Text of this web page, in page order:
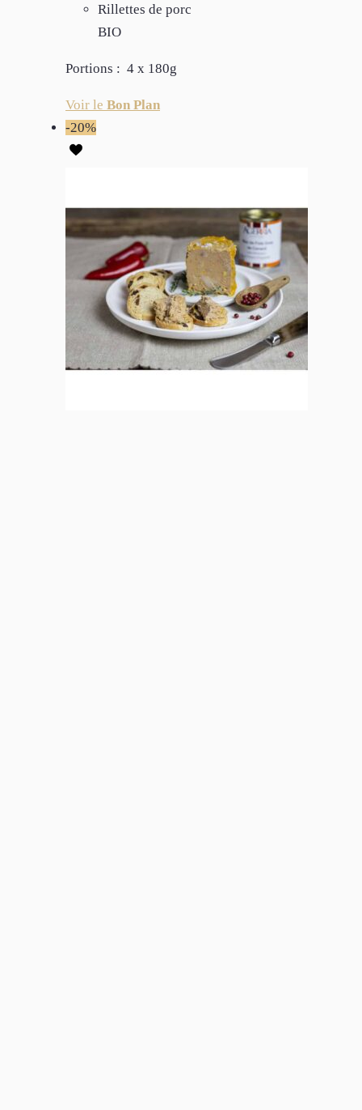
Rillettes de porc
BIO
Portions : 4 x 180g
Voir le Bon Plan
-20%